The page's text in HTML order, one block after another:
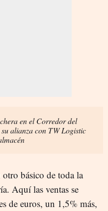
en el Corredor del
alianza con TW Logistic
básico de toda la
Aquí las ventas se
de euros, un 1,5% más,